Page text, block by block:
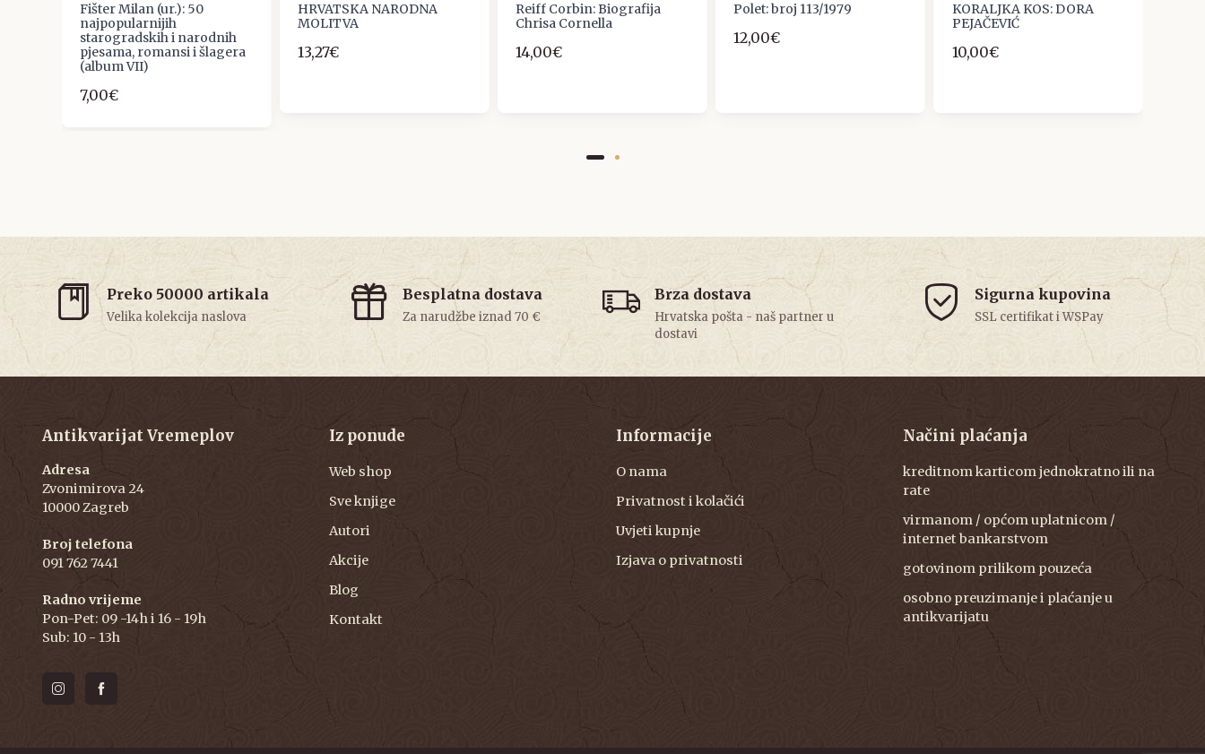
Fišter Milan (ur.): 50
najpopularnijih
starogradskih i narodnih
pjesama, romansi i šlagera
(album VII)
7,00€
HRVATSKA NARODNA
MOLITVA
13,27€
Reiff Corbin: Biografija
Chrisa Cornella
14,00€
Polet: broj 113/1979
12,00€
KORALJKA KOS: DORA
PEJAČEVIĆ
10,00€
Preko 50000 artikala
Velika kolekcija naslova
Besplatna dostava
Za narudžbe iznad 70 €
Brza dostava
Hrvatska pošta - naš partner u
dostavi
Sigurna kupovina
SSL certifikat i WSPay
Antikvarijat Vremeplov
Adresa
Zvonimirova 24
10000 Zagreb
Broj telefona
091 762 7441
Radno vrijeme
Pon-Pet: 09 -14h i 16 - 19h
Sub: 10 - 13h
Iz ponude
Web shop
Sve knjige
Autori
Akcije
Blog
Kontakt
Informacije
O nama
Privatnost i kolačići
Uvjeti kupnje
Izjava o privatnosti
Načini plaćanja
kreditnom karticom jednokratno ili na
rate
virmanom / općom uplatnicom /
internet bankarstvom
gotovinom prilikom pouzeća
osobno preuzimanje i plaćanje u
antikvarijatu